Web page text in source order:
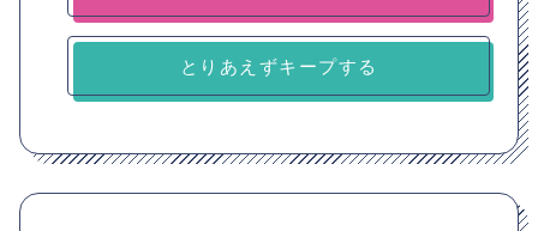
とりあえずキープする